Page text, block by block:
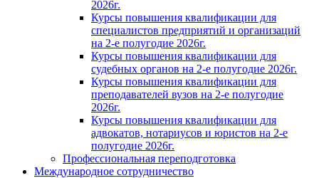
2026г.
Курсы повышения квалификации для
специалистов предприятий и организаций
на 2-е полугодие 2026г.
Курсы повышения квалификации для
судебных органов на 2-е полугодие 2026г.
Курсы повышения квалификации для
преподавателей вузов на 2-е полугодие
2026г.
Курсы повышения квалификации для
адвокатов, нотариусов и юристов на 2-е
полугодие 2026г.
Профессиональная переподготовка
Международное сотрудничество